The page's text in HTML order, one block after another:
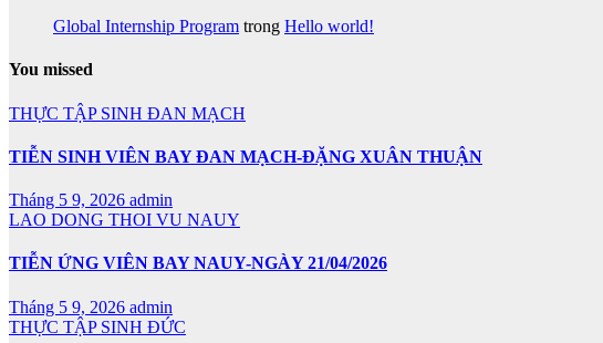
Global Internship Program trong Hello world!
You missed
THỰC TẬP SINH ĐAN MẠCH
TIỄN SINH VIÊN BAY ĐAN MẠCH-ĐẶNG XUÂN THUẬN
Tháng 5 9, 2026 admin
LAO DONG THOI VU NAUY
TIỄN ỨNG VIÊN BAY NAUY-NGÀY 21/04/2026
Tháng 5 9, 2026 admin
THỰC TẬP SINH ĐỨC